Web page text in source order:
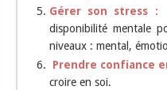
Gérer son stress :
disponibilité mentale
niveaux : mental,
Prendre confiance
croire en soi.